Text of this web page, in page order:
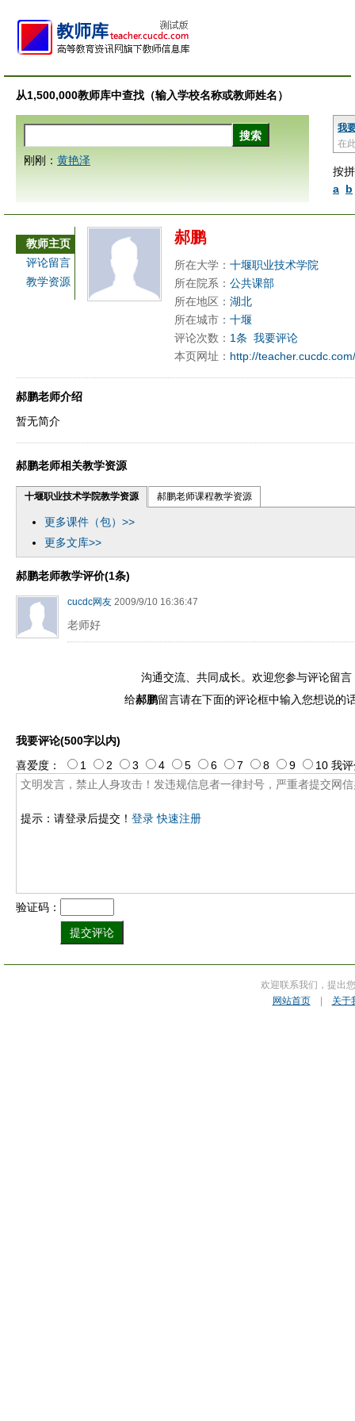
从1,500,000教师库中查找（输入学校名称或教师姓名）
我
在
按
a b
刚刚： 黄艳泽
教师主页
评论留言
教学资源
郝鹏
所在大学： 十堰职业技术学院
所在院系： 公共课部
所在地区： 湖北
所在城市： 十堰
评论次数： 1条 我要评论
本页网址： http://
郝鹏老师介绍
暂无简介
郝鹏老师相关教学资源
十堰职业技术学院教学资源 郝鹏老师课程教学资源
更多课件（包）>>
更多文库>>
郝鹏老师教学评价(1条)
cucdc网友 2009/9/10 16:36:47
老师好
沟通交流、共同成长。欢迎您参与评论留言
给郝鹏留言请在下面的评论框中输入您想说的
我要评论(500字以内)
提示：请登录后提交！ 登录 快速注册
喜爱度： 1 2 3 4 5 6 7 8 9 10 我评
验证码：
欢迎联系我们，提出
网站首页| 关于